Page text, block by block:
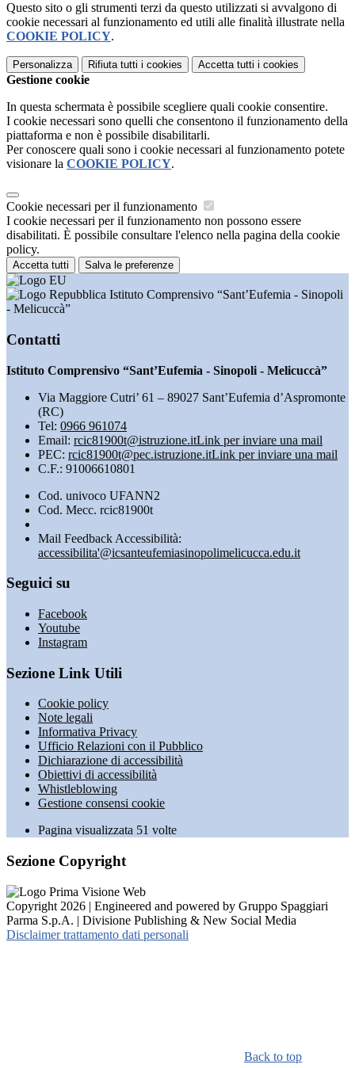
Questo sito o gli strumenti terzi da questo utilizzati si avvalgono di
cookie necessari al funzionamento ed utili alle finalità illustrate nella
COOKIE POLICY.
Personalizza Rifiuta tutti i cookies Accetta tutti i cookies
Gestione cookie
In questa schermata è possibile scegliere quali cookie consentire.
I cookie necessari sono quelli che consentono il funzionamento della
piattaforma e non è possibile disabilitarli.
Per conoscere quali sono i cookie necessari al funzionamento potete
visionare la COOKIE POLICY.
Cookie necessari per il funzionamento
I cookie necessari per il funzionamento non possono essere
disabilitati. È possibile consultare l'elenco nella pagina della cookie
policy.
Accetta tutti Salva le preferenze
Istituto Comprensivo “Sant’Eufemia - Sinopoli
- Melicuccà”
Contatti
Istituto Comprensivo “Sant’Eufemia - Sinopoli - Melicuccà”
Via Maggiore Cutri’ 61 – 89027 Sant’Eufemia d’Aspromonte
(RC)
Tel: 0966 961074
Email: rcic81900t@istruzione.itLink per inviare una mail
PEC: rcic81900t@pec.istruzione.itLink per inviare una mail
C.F.: 91006610801
Cod. univoco UFANN2
Cod. Mecc. rcic81900t
Mail Feedback Accessibilità:
accessibilita'@icsanteufemiasinopolimelicucca.edu.it
Seguici su
Facebook
Youtube
Instagram
Sezione Link Utili
Cookie policy
Note legali
Informativa Privacy
Ufficio Relazioni con il Pubblico
Dichiarazione di accessibilità
Obiettivi di accessibilità
Whistleblowing
Gestione consensi cookie
Pagina visualizzata 51 volte
Sezione Copyright
Copyright 2026 | Engineered and powered by Gruppo Spaggiari
Parma S.p.A. | Divisione Publishing & New Social Media
Disclaimer trattamento dati personali
Back to top